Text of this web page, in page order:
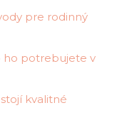
pre rodinný
ho potrebujete v
kvalitné